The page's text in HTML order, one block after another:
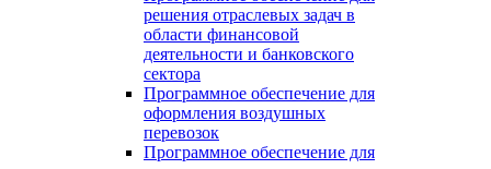
решения отраслевых задач в
области финансовой
деятельности и банковского
сектора
Программное обеспечение для
оформления воздушных
перевозок
Программное обеспечение для